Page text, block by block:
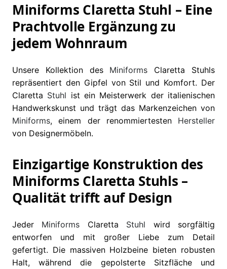
Miniforms Claretta Stuhl – Eine
Prachtvolle Ergänzung zu
jedem Wohnraum
Unsere Kollektion des Miniforms Claretta Stuhls
repräsentiert den Gipfel von Stil und Komfort. Der
Claretta Stuhl ist ein Meisterwerk der italienischen
Handwerkskunst und trägt das Markenzeichen von
Miniforms, einem der renommiertesten Hersteller
von Designermöbeln.
Einzigartige Konstruktion des
Miniforms Claretta Stuhls –
Qualität trifft auf Design
Jeder Miniforms Claretta Stuhl wird sorgfältig
entworfen und mit großer Liebe zum Detail
gefertigt. Die massiven Holzbeine bieten robusten
Halt, während die gepolsterte Sitzfläche und